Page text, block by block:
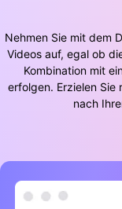
Nehmen Sie mit dem
Videos auf, egal ob
Kombination mit
erfolgen. Erzielen
nach